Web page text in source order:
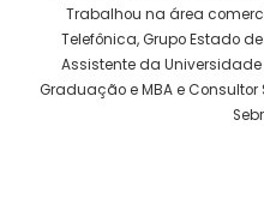
Trabalhou na área
Telefônica, Grupo Estado de
Assistente da
Graduação e MBA e